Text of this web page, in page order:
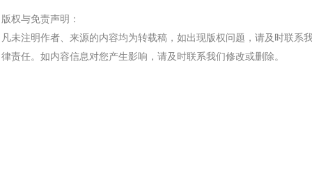
版权与免责声明：
凡未注明作者、来源的内容均为转载稿，如出现版权问题，请及时联
律责任。如内容信息对您产生影响，请及时联系我们修改或删除。